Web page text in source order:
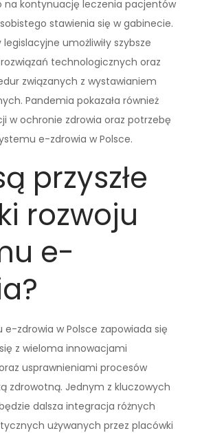
na kontynuację leczenia pacjentów
stawienia się w gabinecie.
umożliwiły szybsze
technologicznych oraz
związanych z wystawianiem
Pandemia pokazała również
w ochronie zdrowia oraz potrzebę
e-zdrowia w Polsce.
przyszłe
rozwoju
e-
e-zdrowia w Polsce zapowiada się
z wieloma innowacjami
usprawnieniami procesów
zdrowotną. Jednym z kluczowych
dalsza integracja różnych
używanych przez placówki